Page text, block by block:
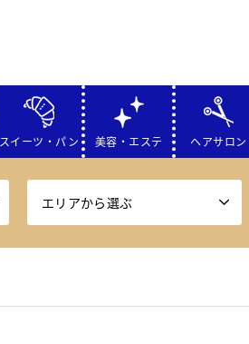
スイーツ・パン 美容・エステ ヘアサロン
エリアから選ぶ